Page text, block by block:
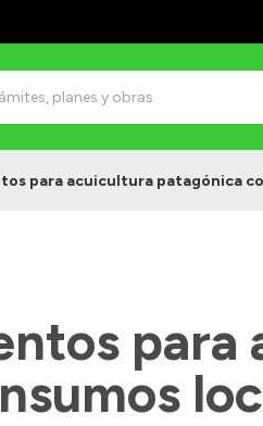
para acuicultura patagónica
para